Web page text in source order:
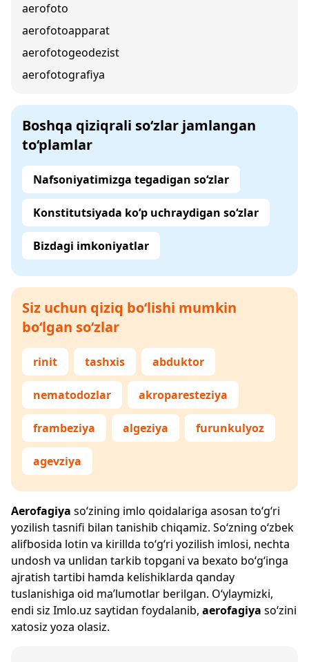
aerofoto
aerofotoapparat
aerofotogeodezist
aerofotografiya
Boshqa qiziqrali so‘zlar jamlangan
to‘plamlar
Nafsoniyatimizga tegadigan so‘zlar
Konstitutsiyada ko‘p uchraydigan so‘zlar
Bizdagi imkoniyatlar
Siz uchun qiziq bo‘lishi mumkin
bo‘lgan so‘zlar
rinit tashxis abduktor
nematodozlar akroparesteziya
frambeziya algeziya furunkulyoz
agevziya
Aerofagiya so‘zining imlo qoidalariga asosan to‘g‘ri
yozilish tasnifi bilan tanishib chiqamiz. So‘zning o‘zbek
alifbosida lotin va kirillda to‘g‘ri yozilish imlosi, nechta
undosh va unlidan tarkib topgani va bexato bo‘g‘inga
ajratish tartibi hamda kelishiklarda qanday
tuslanishiga oid ma’lumotlar berilgan. O‘ylaymizki,
endi siz Imlo.uz saytidan foydalanib, aerofagiya so‘zini
xatosiz yoza olasiz.